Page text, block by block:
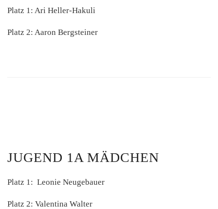
Platz 1: Ari Heller-Hakuli
Platz 2: Aaron Bergsteiner
JUGEND 1A MÄDCHEN
Platz 1: Leonie Neugebauer
Platz 2: Valentina Walter